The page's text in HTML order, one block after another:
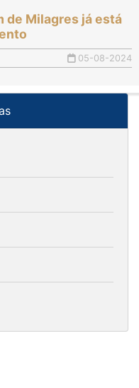
de Milagres já está
05-08-2024